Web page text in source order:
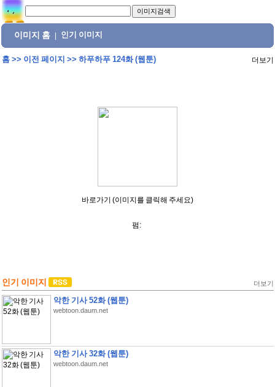
이미지 홈 인기 이미지
홈>> 이전 페이지 >> 하푸하푸 124화 (웹툰) 더보기
바로가기 (이미지를 클릭해 주세요)
펌:
인기 이미지 더보기
악한 기사 52화 (웹툰)
webtoon.daum.net
악한 기사 32화 (웹툰)
webtoon.daum.net